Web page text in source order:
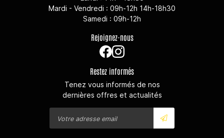
Mardi - Vendredi : 09h-12h 14h-18h30
Samedi : 09h-12h
Rejoignez-nous
Restez informés
Tenez vous informés de nos
dernières offres et actualités